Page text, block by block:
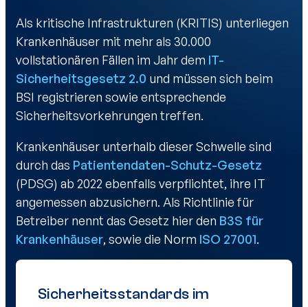
Als kritische Infrastrukturen (KRITIS) unterliegen
Krankenhäuser mit mehr als 30.000
vollstationären Fällen im Jahr dem IT-
Sicherheitsgesetz 2.0 und müssen sich beim
BSI registrieren sowie entsprechende
Sicherheitsvorkehrungen treffen.
Krankenhäuser unterhalb dieser Schwelle sind
durch das Patientendaten-Schutz-Gesetz
(PDSG) ab 2022 ebenfalls verpflichtet, ihre IT
angemessen abzusichern. Als Richtlinie für
Betreiber nennt das Gesetz hier den B3S für
Krankenhäuser, sowie die Norm ISO 27001.
Sicherheitsstandards im